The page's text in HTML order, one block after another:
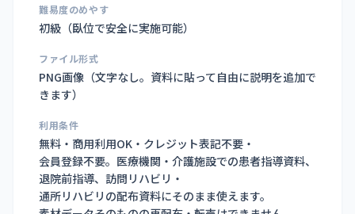
難易度のめやす
初級（臥位で安全に実施可能）
ファイル形式
PNG画像（文字なし。資料に貼って自由に説明を追加で
きます）
利用条件
無料・商用利用OK・クレジット表記不要・
会員登録不要。医療機関・介護施設での患者指導資料、
退院前指導、訪問リハビリ・
通所リハビリの配布資料にそのまま使えます。